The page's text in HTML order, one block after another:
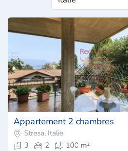
Appartement 2 chambres
Stresa, Italie
3
2
100 m²